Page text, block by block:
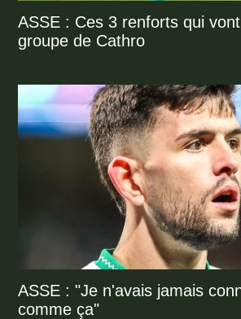
ASSE : Ces 3 renforts qui
groupe de Cathro
ASSE : "Je n'avais jamais
comme ça"